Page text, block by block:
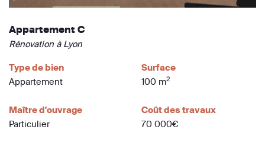
Appartement C
Rénovation à Lyon
Type de bien
Appartement
Surface
100 m2
Maître d'ouvrage
Particulier
Coût des travaux
70 000€